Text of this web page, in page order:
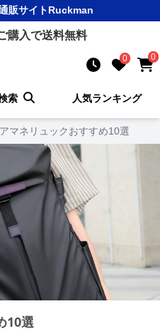
販サイトRuckman
購入で送料無料
0 0
索 人気ランキング
マネリュックおすすめ10選
10選